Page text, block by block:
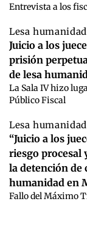
Entrevista a los
Lesa humanidad
Juicio a los
prisión
de lesa
La Sala IV hizo
Público Fiscal
Lesa humanidad
“Juicio a los
riesgo procesal
la detención de
humanidad en
Fallo del Máximo